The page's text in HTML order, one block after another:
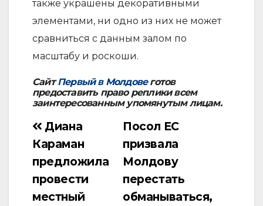
также украшены декоративными
элементами, ни одно из них не может
сравниться с данным залом по
масштабу и роскоши.
СайтПервый в Молдовеготов
предоставить право реплики всем
заинтересованным упомянутым лицам.
Навигация
по
Посол ЕС
призвала
Молдову
перестать
обманываться,
Диана
Караман
предложила
провести
местный